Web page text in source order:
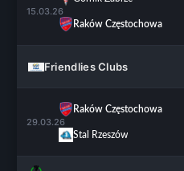
15.03.26
Raków Częstochowa
Friendlies Clubs
29.03.26
Raków Częstochowa
Stal Rzeszów